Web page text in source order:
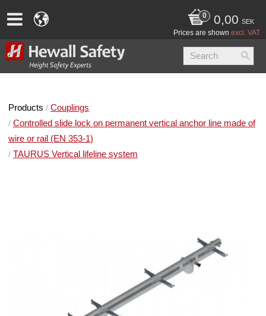
0,00 SEK
Prices are shown excl. VAT
Products
Couplings
Controlled slide lock on permanent vertical anchor line made of
wire or rail (EN 353-1)
TAURUS Vertical lifeline system